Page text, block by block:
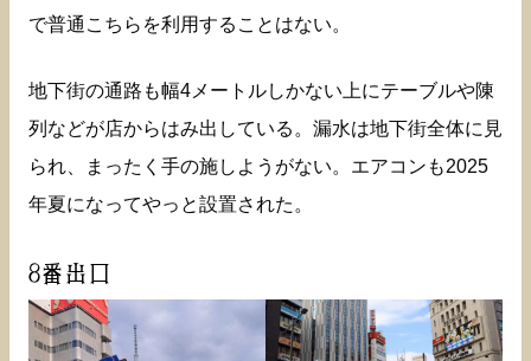
で普通こちらを利用することはない。
地下街の通路も幅4メートルしかない上にテーブルや陳
列などが店からはみ出している。漏水は地下街全体に見
られ、まったく手の施しようがない。エアコンも2025
年夏になってやっと設置された。
8番出口